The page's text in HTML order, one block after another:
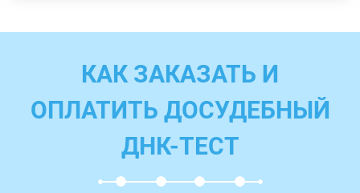
КАК ЗАКАЗАТЬ И
ОПЛАТИТЬ ДОСУДЕБНЫЙ
ДНК-ТЕСТ